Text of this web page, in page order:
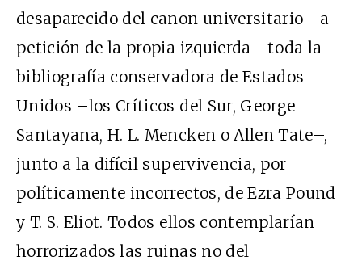
desaparecido del canon universitario –a
petición de la propia izquierda– toda la
bibliografía conservadora de Estados
Unidos –los Críticos del Sur, George
Santayana, H. L. Mencken o Allen Tate–,
junto a la difícil supervivencia, por
políticamente incorrectos, de Ezra Pound
y T. S. Eliot. Todos ellos contemplarían
horrorizados las ruinas no del